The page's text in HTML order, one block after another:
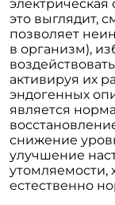
электрическая
это выглядит,
позволяет
в организм),
активируя их
эндогенных
является
снижение
улучшение
утомляемости,
естественно